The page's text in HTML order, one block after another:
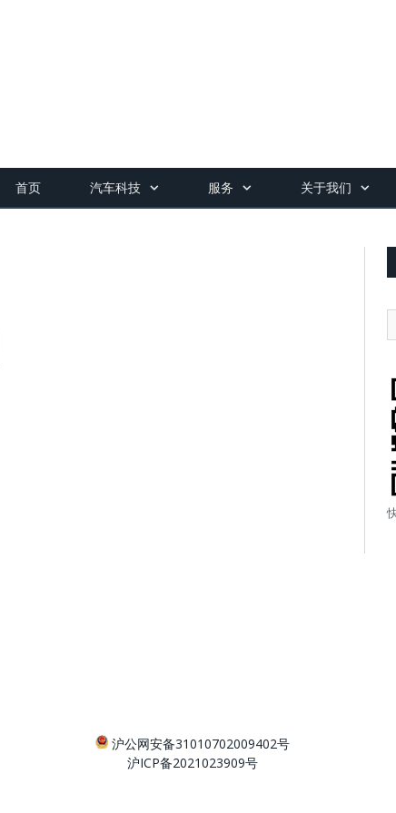
首页 汽车科技 服务 关于我们
沪公网安备31010702009402号
沪ICP备2021023909号